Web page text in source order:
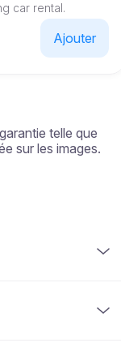
car rental.
Ajouter
telle que
sur les images.
pièce d'identité
que le
Le